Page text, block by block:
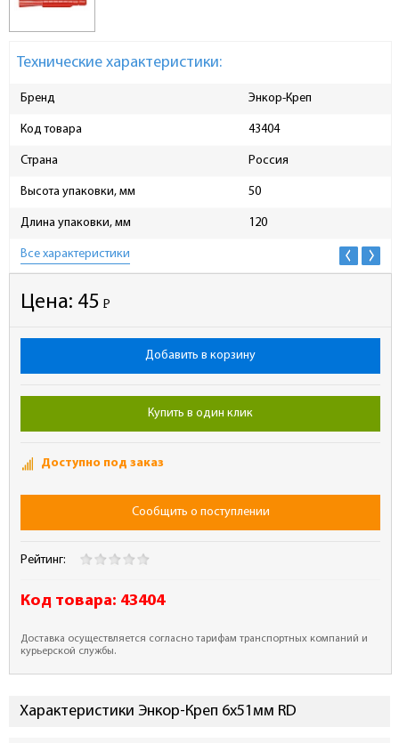
Технические характеристики:
Бренд Энкор-Креп
Код товара 43404
Страна Россия
Высота упаковки, мм 50
Длина упаковки, мм 120
Все характеристики
Цена: 45 Р
-
Добавить в корзину
Купить в один клик
Доступно под заказ
Сообщить о поступлении
Рейтинг:
Код товара: 43404
Доставка осуществляется согласно тарифам транспортных компаний и
курьерской службы.
Характеристики Энкор-Креп 6х51мм RD